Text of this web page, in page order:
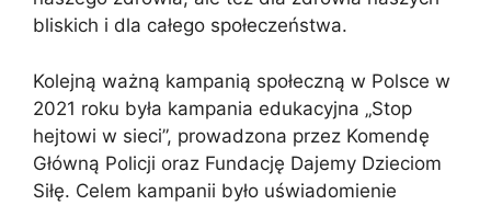
bliskich i dla całego społeczeństwa.
Kolejną ważną kampanią społeczną w Polsce w
2021 roku była kampania edukacyjna „Stop
hejtowi w sieci”, prowadzona przez Komendę
Główną Policji oraz Fundację Dajemy Dzieciom
Siłę. Celem kampanii było uświadomienie